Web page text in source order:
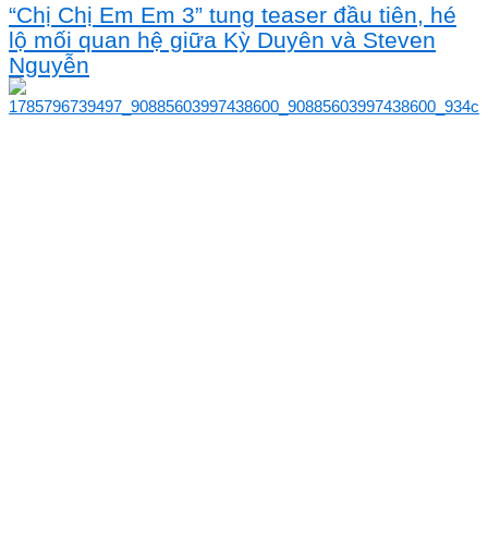
“Chị Chị Em Em 3” tung teaser đầu tiên, hé
lộ mối quan hệ giữa Kỳ Duyên và Steven
Nguyễn